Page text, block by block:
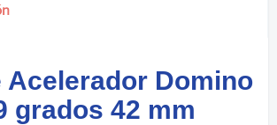
Acelerador Domino
grados 42 mm